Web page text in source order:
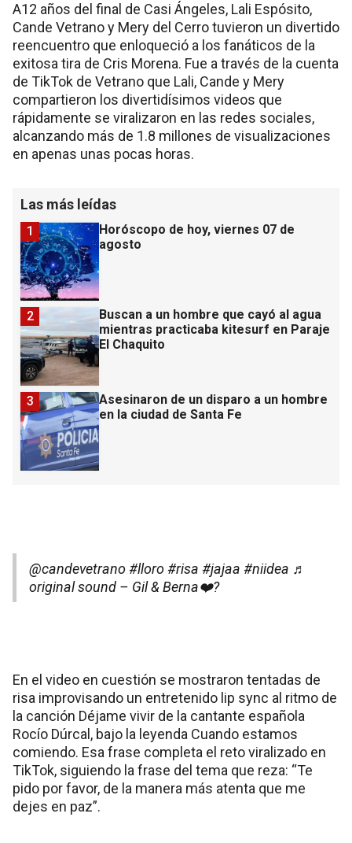
A12 años del final de Casi Ángeles, Lali Espósito,
Cande Vetrano y Mery del Cerro tuvieron un divertido
reencuentro que enloqueció a los fanáticos de la
exitosa tira de Cris Morena. Fue a través de la cuenta
de TikTok de Vetrano que Lali, Cande y Mery
compartieron los divertidísimos videos que
rápidamente se viralizaron en las redes sociales,
alcanzando más de 1.8 millones de visualizaciones
en apenas unas pocas horas.
Las más leídas
Horóscopo de hoy, viernes 07 de
agosto
1
Buscan a un hombre que cayó al agua
mientras practicaba kitesurf en Paraje
El Chaquito
2
Asesinaron de un disparo a un hombre
en la ciudad de Santa Fe
3
@candevetrano#lloro#risa #jajaa #niidea ♬
original sound – Gil & Berna❤️‍?
En el video en cuestión se mostraron tentadas de
risa improvisando un entretenido lip sync al ritmo de
la canción Déjame vivir de la cantante española
Rocío Dúrcal, bajo la leyenda Cuando estamos
comiendo. Esa frase completa el reto viralizado en
TikTok, siguiendo la frase del tema que reza: “Te
pido por favor, de la manera más atenta que me
dejes en paz”.